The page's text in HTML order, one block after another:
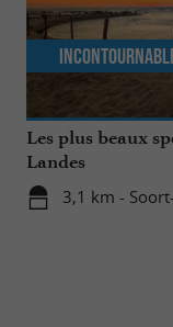
Les plus beaux
Landes
3,1 km -